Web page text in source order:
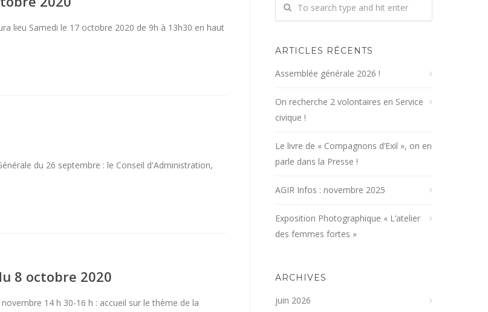
lieu Samedi le 17 octobre 2020 de 9h à 13h30 en haut
du 26 septembre : le Conseil d'Administration,
8 octobre 2020
14 h 30-16 h : accueil sur le thème de la
ARTICLES RÉCENTS
Assemblée générale 2026 !
On recherche 2 volontaires en Service
civique !
Le livre de « Compagnons d’Exil », on en
parle dans la Presse !
AGIR Infos : novembre 2025
Exposition Photographique « L’atelier
des femmes fortes »
ARCHIVES
juin 2026